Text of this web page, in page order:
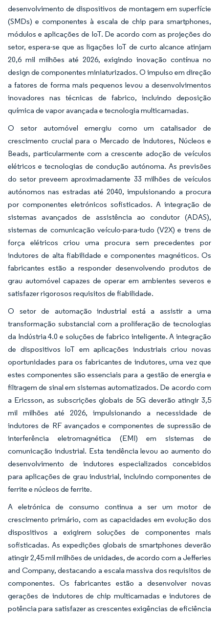
desenvolvimento de dispositivos de montagem em superfície
(SMDs) e componentes à escala de chip para smartphones,
módulos e aplicações de IoT. De acordo com as projeções do
setor, espera-se que as ligações IoT de curto alcance atinjam
20,6 mil milhões até 2026, exigindo inovação contínua no
design de componentes miniaturizados. O impulso em direção
a fatores de forma mais pequenos levou a desenvolvimentos
inovadores nas técnicas de fabrico, incluindo deposição
química de vapor avançada e tecnologia multicamadas.
O setor automóvel emergiu como um catalisador de
crescimento crucial para o Mercado de Indutores, Núcleos e
Beads, particularmente com a crescente adoção de veículos
elétricos e tecnologias de condução autónoma. As previsões
do setor preveem aproximadamente 33 milhões de veículos
autónomos nas estradas até 2040, impulsionando a procura
por componentes eletrónicos sofisticados. A integração de
sistemas avançados de assistência ao condutor (ADAS),
sistemas de comunicação veículo-para-tudo (V2X) e trens de
força elétricos criou uma procura sem precedentes por
indutores de alta fiabilidade e componentes magnéticos. Os
fabricantes estão a responder desenvolvendo produtos de
grau automóvel capazes de operar em ambientes severos e
satisfazer rigorosos requisitos de fiabilidade.
O setor de automação industrial está a assistir a uma
transformação substancial com a proliferação de tecnologias
da Indústria 4.0 e soluções de fabrico inteligente. A integração
de dispositivos IoT em aplicações industriais criou novas
oportunidades para os fabricantes de indutores, uma vez que
estes componentes são essenciais para a gestão de energia e
filtragem de sinal em sistemas automatizados. De acordo com
a Ericsson, as subscrições globais de 5G deverão atingir 3,5
mil milhões até 2026, impulsionando a necessidade de
indutores de RF avançados e componentes de supressão de
interferência eletromagnética (EMI) em sistemas de
comunicação industrial. Esta tendência levou ao aumento do
desenvolvimento de indutores especializados concebidos
para aplicações de grau industrial, incluindo componentes de
ferrite e núcleos de ferrite.
A eletrónica de consumo continua a ser um motor de
crescimento primário, com as capacidades em evolução dos
dispositivos a exigirem soluções de componentes mais
sofisticadas. As expedições globais de smartphones deverão
atingir 2,45 mil milhões de unidades, de acordo com a Jefferies
and Company, destacando a escala massiva dos requisitos de
componentes. Os fabricantes estão a desenvolver novas
gerações de indutores de chip multicamadas e indutores de
potência para satisfazer as crescentes exigências de eficiência